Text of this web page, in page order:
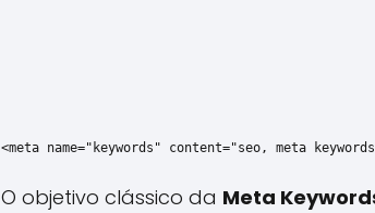
<meta name="keywords" content="seo, meta
O objetivo clássico da Meta